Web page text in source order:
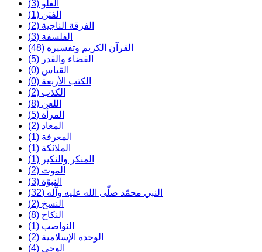
الغلو (3)
الفتن (1)
الفرقة الناجية (2)
الفلسفة (3)
القرآن الكريم وتفسيره (48)
القضاء والقدر (5)
القياس (0)
الكتب الأربعة (0)
الكذب (2)
اللعن (8)
المرأة (5)
المعاد (2)
المعرفة (1)
الملائكة (1)
المنكر والنكير (1)
الموت (2)
النبوّة (3)
النبي محمّد صلّى الله عليه وآله (32)
النسخ (2)
النكاح (8)
النواصب (1)
الوحدة الإسلامية (2)
الوحي (4)